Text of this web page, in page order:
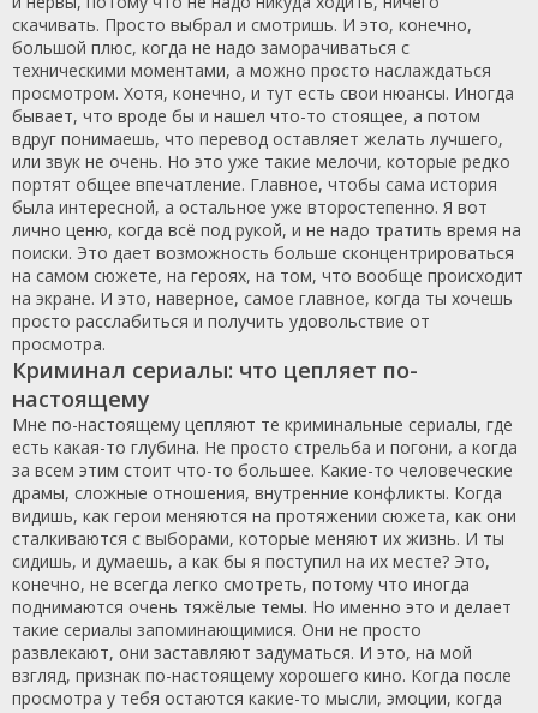
скачивать. Просто выбрал и смотришь. И это, конечно,
большой плюс, когда не надо заморачиваться с
техническими моментами, а можно просто наслаждаться
просмотром. Хотя, конечно, и тут есть свои нюансы. Иногда
бывает, что вроде бы и нашел что-то стоящее, а потом
вдруг понимаешь, что перевод оставляет желать лучшего,
или звук не очень. Но это уже такие мелочи, которые редко
портят общее впечатление. Главное, чтобы сама история
была интересной, а остальное уже второстепенно. Я вот
лично ценю, когда всё под рукой, и не надо тратить время на
поиски. Это дает возможность больше сконцентрироваться
на самом сюжете, на героях, на том, что вообще происходит
на экране. И это, наверное, самое главное, когда ты хочешь
просто расслабиться и получить удовольствие от
просмотра.
Криминал сериалы: что цепляет по-
настоящему
Мне по-настоящему цепляют те криминальные сериалы, где
есть какая-то глубина. Не просто стрельба и погони, а когда
за всем этим стоит что-то большее. Какие-то человеческие
драмы, сложные отношения, внутренние конфликты. Когда
видишь, как герои меняются на протяжении сюжета, как они
сталкиваются с выборами, которые меняют их жизнь. И ты
сидишь, и думаешь, а как бы я поступил на их месте? Это,
конечно, не всегда легко смотреть, потому что иногда
поднимаются очень тяжёлые темы. Но именно это и делает
такие сериалы запоминающимися. Они не просто
развлекают, они заставляют задуматься. И это, на мой
взгляд, признак по-настоящему хорошего кино. Когда после
просмотра у тебя остаются какие-то мысли, эмоции, когда